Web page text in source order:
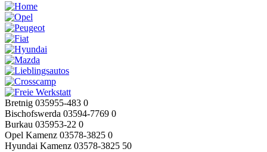
Bretnig 035955-483 0
Bischofswerda 03594-7769 0
Burkau 035953-22 0
Opel Kamenz 03578-3825 0
Hyundai Kamenz 03578-3825 50